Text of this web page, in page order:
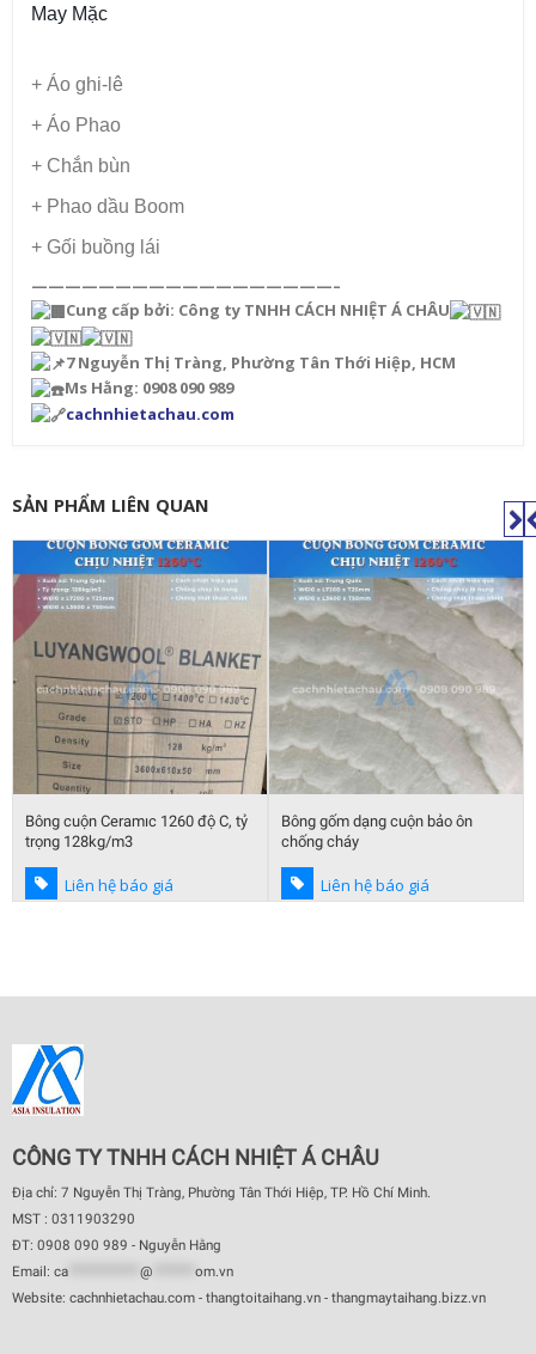
May Mặc
+ Áo ghi-lê
+ Áo Phao
+ Chắn bùn
+ Phao dầu Boom
+ Gối buồng lái
——————————————————–
Cung cấp bởi: Công ty TNHH CÁCH NHIỆT Á CHÂU
7 Nguyễn Thị Tràng, Phường Tân Thới Hiệp, HCM
Ms Hằng: 0908 090 989
cachnhietachau.com
SẢN PHẨM LIÊN QUAN
Bông cuộn Ceramıc 1260 độ C, tỷ
trọng 128kg/m3
Liên hệ báo giá
Bông gốm dạng cuộn bảo ôn
chống cháy
Liên hệ báo giá
CÔNG TY TNHH CÁCH NHIỆT Á CHÂU
Địa chỉ: 7 Nguyễn Thị Tràng, Phường Tân Thới Hiệp, TP. Hồ Chí Minh.
MST : 0311903290
ĐT: 0908 090 989 - Nguyễn Hằng
Email: ca @
om.vn
Website: cachnhietachau.com - thangtoitaihang.vn - thangmaytaihang.bizz.vn